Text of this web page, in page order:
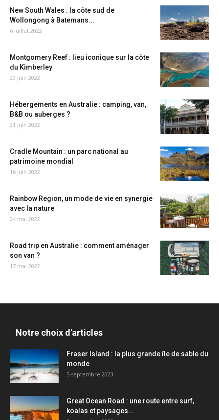
New South Wales : la côte sud de
Wollongong à Batemans...
6 juillet 2022
Montgomery Reef : lieu iconique sur la côte
du Kimberley
29 juin 2022
Hébergements en Australie : camping, van,
B&B ou auberges ?
21 juin 2022
Cradle Mountain : un parc national au
patrimoine mondial
16 juin 2022
Rainbow Region, un mode de vie en synergie
avec la nature
24 mai 2022
Road trip en Australie : comment aménager
son van ?
17 mai 2022
Notre choix d'articles
Fraser Island : la plus grande île de sable du
monde
5 septembre 2023
Great Ocean Road : une route entre surf,
koalas et paysages...